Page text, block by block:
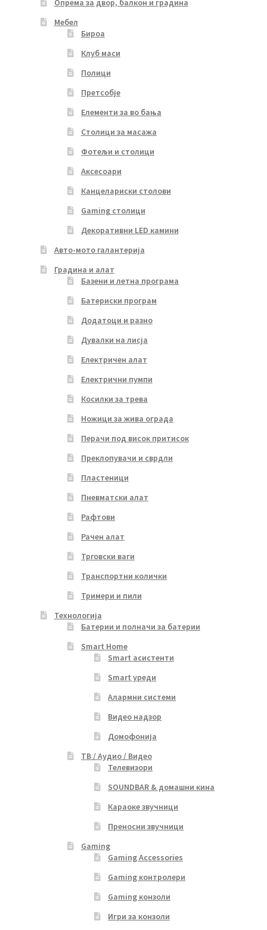
Опрема за двор, балкон и градина
Мебел
Бироа
Клуб маси
Полици
Претсобје
Елементи за во бања
Столици за масажа
Фотељи и столици
Аксесоари
Канцелариски столови
Gaming столици
Декоративни LED камини
Авто-мото галантерија
Градина и алат
Базени и летна програма
Батериски програм
Додатоци и разно
Дувалки на лисја
Електричен алат
Електрични пумпи
Косилки за трева
Ножици за жива ограда
Перачи под висок притисок
Преклопувачи и сврдли
Пластеници
Пневматски алат
Рафтови
Рачен алат
Трговски ваги
Транспортни колички
Тримери и пили
Технологија
Батерии и полначи за батерии
Smart Home
Smart асистенти
Smart уреди
Алармни системи
Видео надзор
Домофонија
ТВ / Аудио / Видео
Телевизори
SOUNDBAR & домашни кина
Караоке звучници
Преносни звучници
Gaming
Gaming Accessories
Gaming контролери
Gaming конзоли
Игри за конзоли